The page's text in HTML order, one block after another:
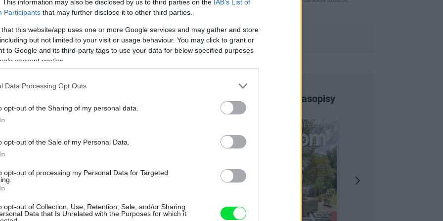
This information may also be disclosed by us to third parties on the IAB’s List of
Participants that may further disclose it to other third parties.
that this website/app uses one or more Google services and may gather and store
but not limited to your visit or usage behaviour. You may click to grant or
to Google and its third-party tags to use your data for below specified purposes
consent section.
Data Processing Opt Outs
opt-out of the Sharing of my personal data.
opt-out of the Sale of my Personal Data.
opt-out of processing my Personal Data for Targeted
opt-out of Collection, Use, Retention, Sale, and/or Sharing
Data that Is Unrelated with the Purposes for which it
proti mechanickému poškodeniu,
Kamenné dosky sú aj pomerne cenovo
sú na pohľad zaujímavé svojou
(žilkovaním). Veľmi citlivé sú však na
a citrónová šťava. Žula je
kyselinám, poškriabaniu a vysokým
dosky
povrchom z odolnej plastovej
najprístupnejšie. Dlhodobo
až 200 °C. Sú odolné proti
povrch však nie je dosť tvrdý na to,
Najnovšie časopisy